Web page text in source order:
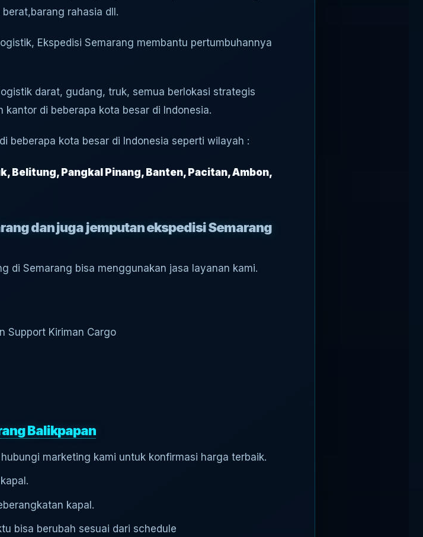
rahasia dll.
Ekspedisi Semarang membantu pertumbuhannya
darat, gudang, truk, semua berlokasi strategis
di beberapa kota besar di Indonesia.
beberapa kota besar di Indonesia seperti wilayah :
Belitung, Pangkal Pinang, Banten, Pacitan, Ambon,
dan juga jemputan ekspedisi Semarang
di Semarang bisa menggunakan jasa layanan kami.
Support Kiriman Cargo
Balikpapan
marketing kami untuk konfirmasi harga terbaik.
kapal.
bisa berubah sesuai dari schedule